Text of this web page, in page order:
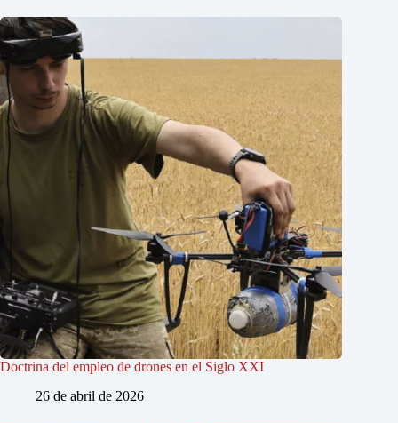
Doctrina del empleo de drones en el Siglo XXI
26 de abril de 2026